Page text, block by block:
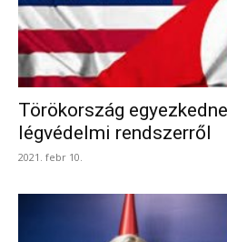
Törökország
légvédelmi rendszerről
2021. febr 10.